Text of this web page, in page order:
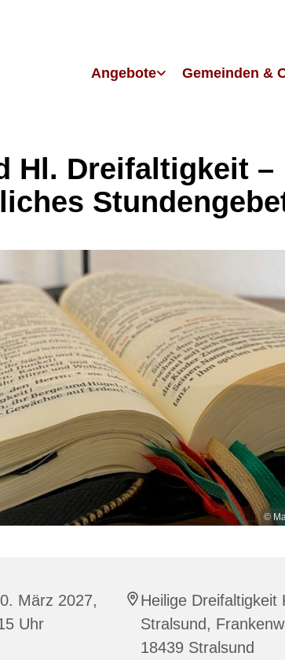
Angebote Gemeinden &
Hl. Dreifaltigkeit –
©
März 2027,
Uhr
Heilige Dreifaltigkeit
Stralsund,
18439 Stralsund